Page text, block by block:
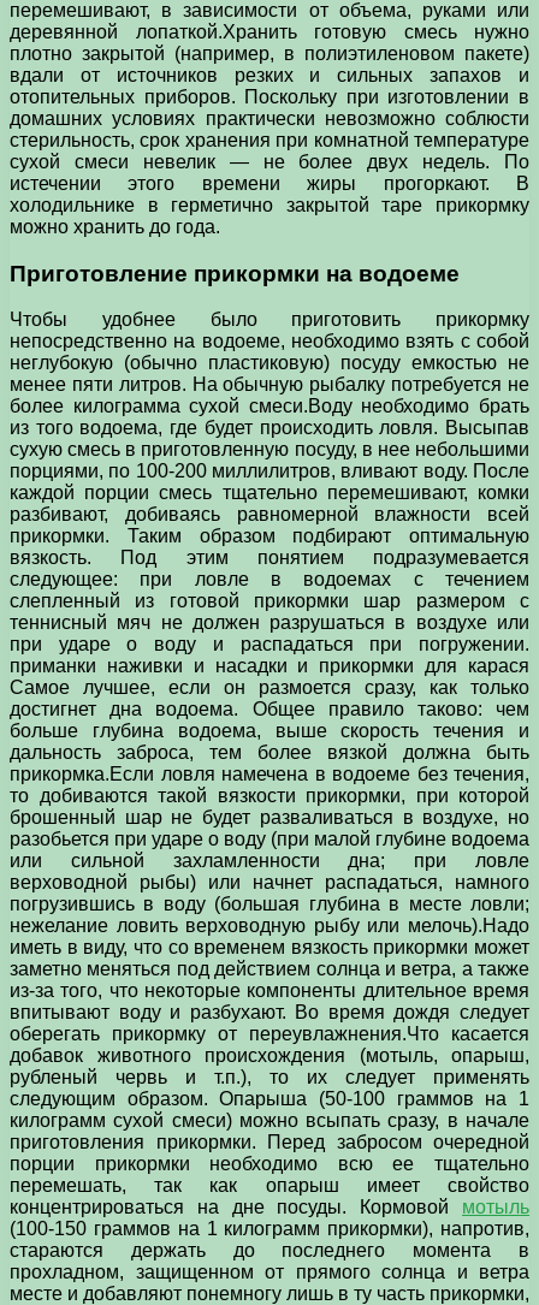
перемешивают, в зависимости от объема, руками или
деревянной лопаткой.Хранить готовую смесь нужно
плотно закрытой (например, в полиэтиленовом пакете)
вдали от источников резких и сильных запахов и
отопительных приборов. Поскольку при изготовлении в
домашних условиях практически невозможно соблюсти
стерильность, срок хранения при комнатной температуре
сухой смеси невелик — не более двух недель. По
истечении этого времени жиры прогоркают. В
холодильнике в герметично закрытой таре прикормку
можно хранить до года.
Приготовление прикормки на водоеме
Чтобы удобнее было приготовить прикормку
непосредственно на водоеме, необходимо взять с собой
неглубокую (обычно пластиковую) посуду емкостью не
менее пяти литров. На обычную рыбалку потребуется не
более килограмма сухой смеси.Воду необходимо брать
из того водоема, где будет происходить ловля. Высыпав
сухую смесь в приготовленную посуду, в нее небольшими
порциями, по 100-200 миллилитров, вливают воду. После
каждой порции смесь тщательно перемешивают, комки
разбивают, добиваясь равномерной влажности всей
прикормки. Таким образом подбирают оптимальную
вязкость. Под этим понятием подразумевается
следующее: при ловле в водоемах с течением
слепленный из готовой прикормки шар размером с
теннисный мяч не должен разрушаться в воздухе или
при ударе о воду и распадаться при погружении.
приманки наживки и насадки и прикормки для карася
Самое лучшее, если он размоется сразу, как только
достигнет дна водоема. Общее правило таково: чем
больше глубина водоема, выше скорость течения и
дальность заброса, тем более вязкой должна быть
прикормка.Если ловля намечена в водоеме без течения,
то добиваются такой вязкости прикормки, при которой
брошенный шар не будет разваливаться в воздухе, но
разобьется при ударе о воду (при малой глубине водоема
или сильной захламленности дна; при ловле
верховодной рыбы) или начнет распадаться, намного
погрузившись в воду (большая глубина в месте ловли;
нежелание ловить верховодную рыбу или мелочь).Надо
иметь в виду, что со временем вязкость прикормки может
заметно меняться под действием солнца и ветра, а также
из-за того, что некоторые компоненты длительное время
впитывают воду и разбухают. Во время дождя следует
оберегать прикормку от переувлажнения.Что касается
добавок животного происхождения (мотыль, опарыш,
рубленый червь и т.п.), то их следует применять
следующим образом. Опарыша (50-100 граммов на 1
килограмм сухой смеси) можно всыпать сразу, в начале
приготовления прикормки. Перед забросом очередной
порции прикормки необходимо всю ее тщательно
перемешать, так как опарыш имеет свойство
концентрироваться на дне посуды. Кормовой мотыль
(100-150 граммов на 1 килограмм прикормки), напротив,
стараются держать до последнего момента в
прохладном, защищенном от прямого солнца и ветра
месте и добавляют понемногу лишь в ту часть прикормки,